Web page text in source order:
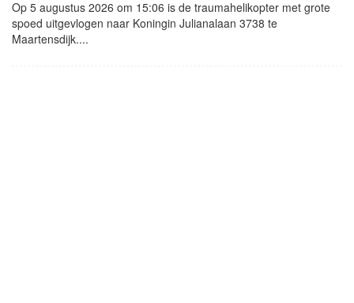
Op 5 augustus 2026 om 15:06 is de traumahelikopter met grote
spoed uitgevlogen naar Koningin Julianalaan 3738 te
Maartensdijk....